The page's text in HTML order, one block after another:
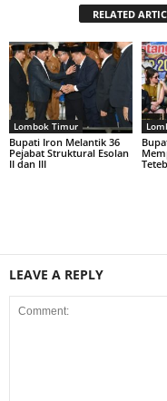
RELATED
Lombok Timur
Bupati Iron Melantik 36
Pejabat Struktural Esolan
II dan III
LEAVE A REPLY